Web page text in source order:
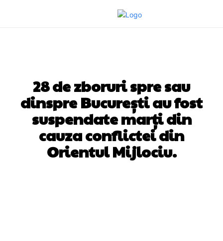
28 de zboruri spre sau
dinspre București au fost
suspendate marți din
cauza conflictei din
Orientul Mijlociu.